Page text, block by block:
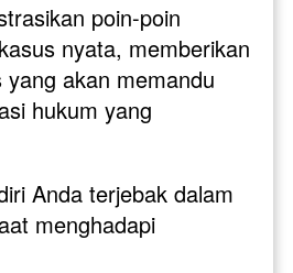
poin-poin
nyata, memberikan
akan memandu
hukum yang
Anda terjebak dalam
menghadapi